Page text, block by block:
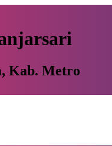
Kab. Metro